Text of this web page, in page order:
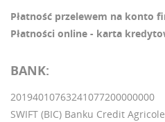
Płatność przelewem na konto
Płatności online - karta
BANK:
20194010763241077200000000
SWIFT (BIC) Banku Credit